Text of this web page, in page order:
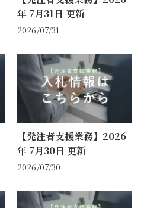
年 7月31日 更新
2026/07/31
【発注者支援業務】2026
年 7月30日 更新
2026/07/30